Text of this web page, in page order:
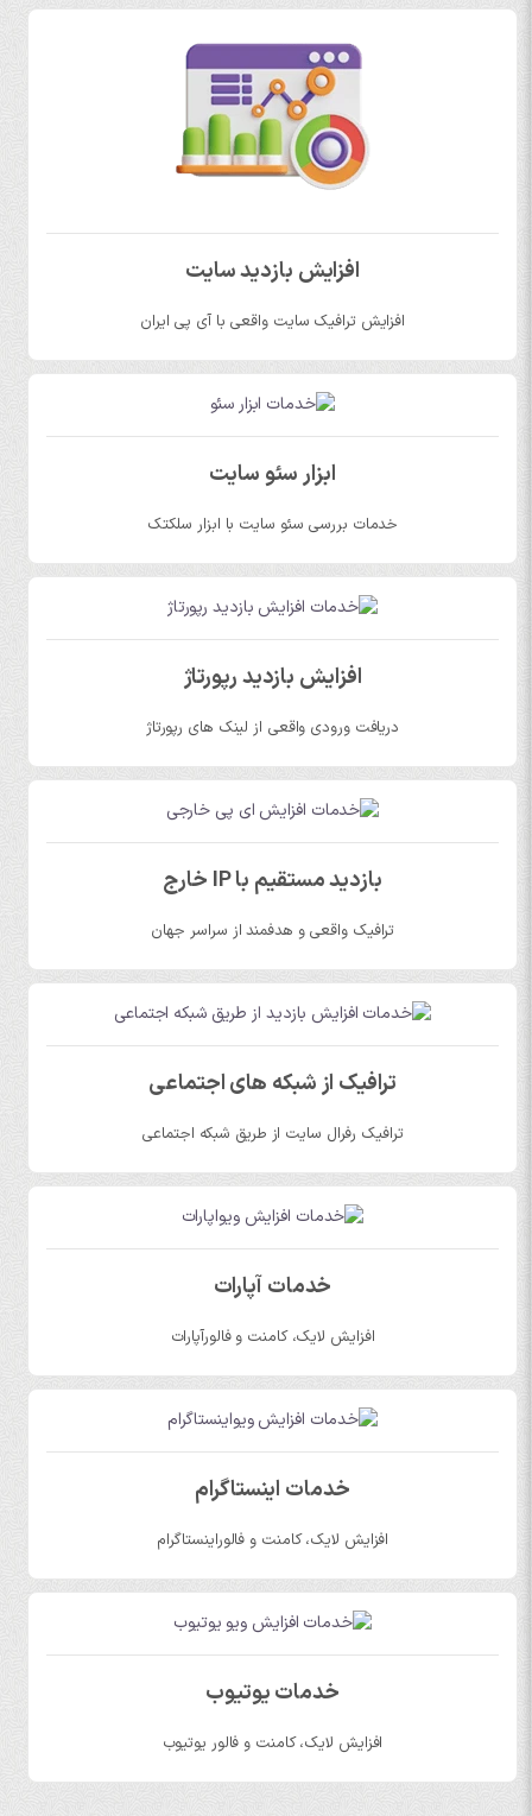
افزایش بازدید سایت
افزایش ترافیک سایت واقعی با آی پی ایران
ابزار سئو سایت
خدمات بررسی سئو سایت با ابزار سلکتک
افزایش بازدید رپورتاژ
دریافت ورودی واقعی از لینک های رپورتاژ
بازدید مستقیم با IP خارج
ترافیک واقعی و هدفمند از سراسر جهان
ترافیک از شبکه های اجتماعی
ترافیک رفرال سایت از طریق شبکه اجتماعی
خدمات آپارات
افزایش لایک، کامنت و فالورآپارات
خدمات اینستاگرام
افزایش لایک، کامنت و فالوراینستاگرام
خدمات یوتیوب
افزایش لایک، کامنت و فالور یوتیوب